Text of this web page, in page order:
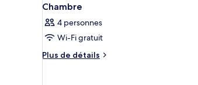
Chambre
4 personnes
Wi-Fi gratuit
Plus de détails
Plus